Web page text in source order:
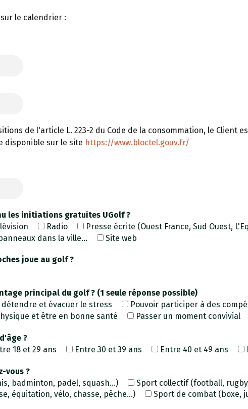
le calendrier :
de l'article L. 223-2 du Code de la consommation, le
disponible sur le site https://www.bloctel.gouv.fr/
les initiations gratuites UGolf ?
Radio Presse écrite (Ouest France, Sud Ouest,
dans la ville...
Site web
joue au golf ?
principal du golf ? (1 seule réponse possible)
détendre et évacuer le stress
Pouvoir participer à des
et être en bonne santé
Passer un moment convivial
?
18 et 29 ans Entre 30 et 39 ans Entre 40 et 49 ans
vous ?
badminton, padel, squash...)
Sport collectif (football,
équitation, vélo, chasse, pêche...)
Sport de combat (boxe,